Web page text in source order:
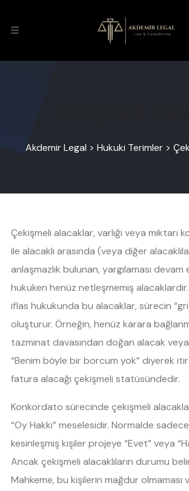
Akdemir Legal > Hukuki Terimler >
Çekişmeli alacaklar, varlığı veya miktarı
ile alacaklı arasında (veya diğer
anlaşmazlık bulunan, yargılaması
hukuken henüz netleşmemiş
iflas hukukunda bu alacaklar, sürecin “gri
oluşturur. Örneğin, henüz karara
tazminat davasından doğan alacak
“Benim böyle bir borcum yok” diyerek
fatura alacağı çekişmeli statüsündedir.
Konkordato sürecinde çekişmeli
“Oy Hakkı” meselesidir. Normalde
kesinleşmiş kişiler projeye “Evet” veya
Ancak çekişmeli alacaklıların durumu
Mahkeme, bu kişilerin mağdur olmaması